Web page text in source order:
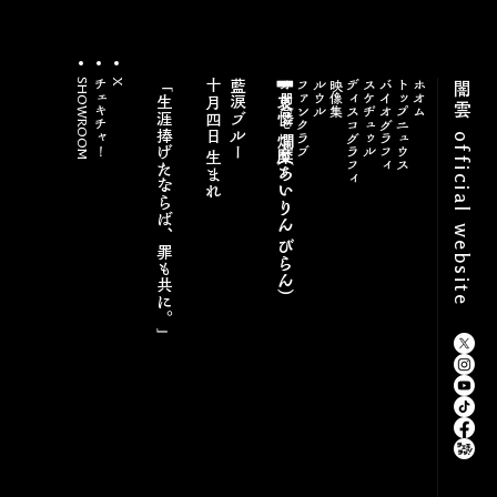
ホオム
トップニュウス
バイオグラフィ
スケヂュゥル
ディスコグラフィ
​映像集
ルウル
ファンクラブ
オ問合セ 闇雲 official website
▍哀憐 糜爛（あいりん びらん）
藍涙ブルー
十月四日 生まれ​
「生涯捧げたならば、罪も共に。」​​
X
​チェキチャ！
​SHOWROOM